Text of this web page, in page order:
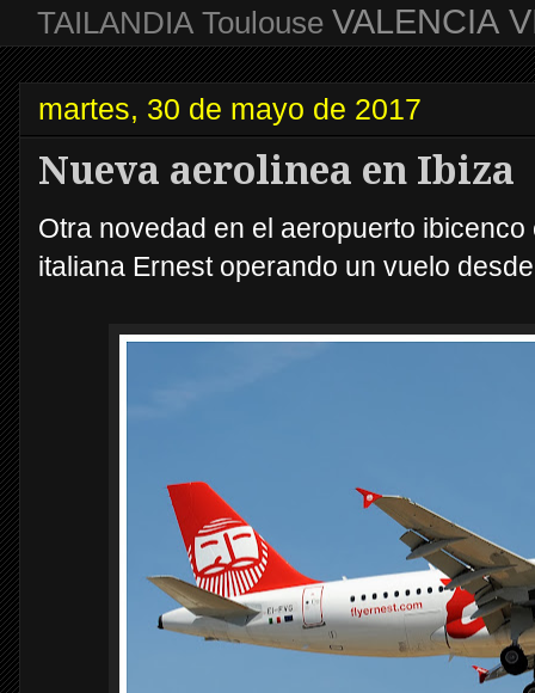
TAILANDIA Toulouse VALENCIA
martes, 30 de mayo de 2017
Nueva aerolinea en Ibiza
Otra novedad en el aeropuerto
italiana Ernest operando un vuelo